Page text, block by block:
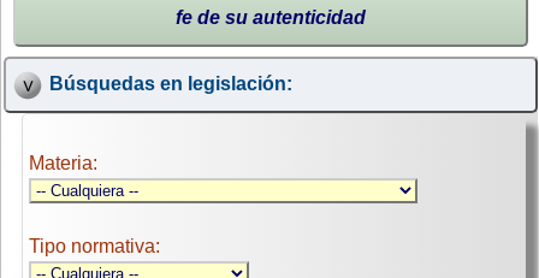
fe de su autenticidad
Búsquedas en legislación:
Materia:
Tipo normativa: